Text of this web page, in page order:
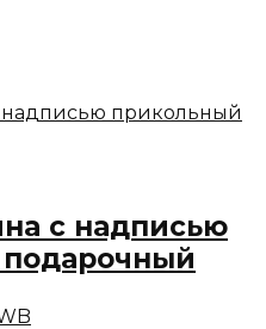
с надписью